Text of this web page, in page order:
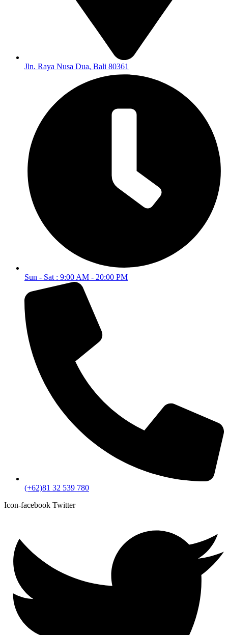
Jln. Raya Nusa Dua, Bali 80361
Sun - Sat : 9:00 AM - 20:00 PM
(+62)81 32 539 780
Icon-facebook Twitter